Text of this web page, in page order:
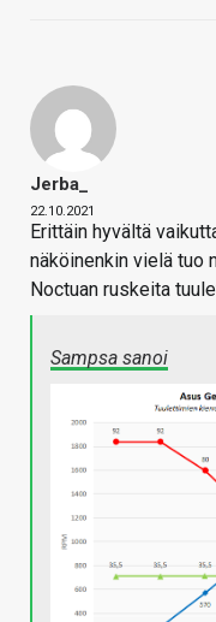
Jerba_
22.10.2021
Erittäin hyvältä
näköinenkin vielä tuo
Noctuan ruskeita
Sampsa sanoi